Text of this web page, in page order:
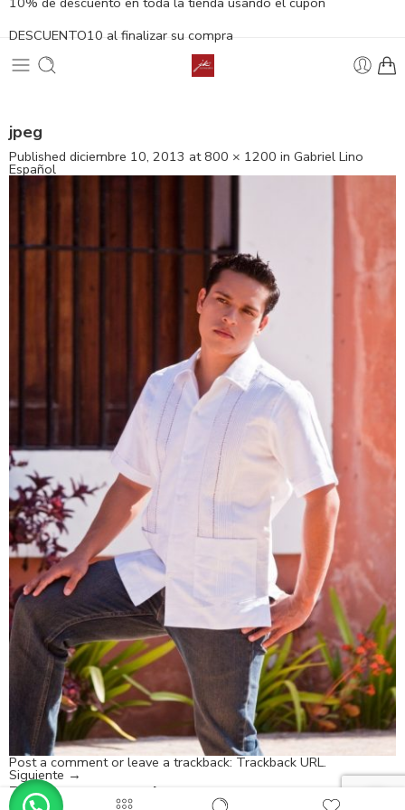
DESCUENTO10 al finalizar su compra
jpeg
Published diciembre 10, 2013 at800 × 1200 in Gabriel Lino
Español
Post a commentor leave a trackback:Trackback URL.
Siguiente →
Deja un comentario